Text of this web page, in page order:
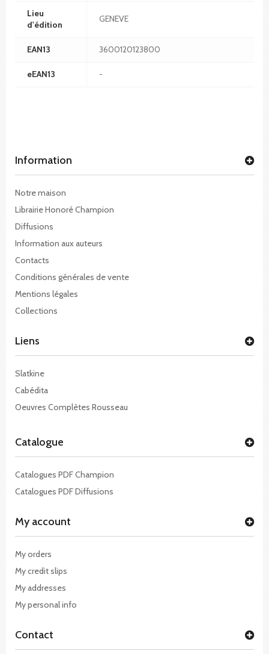
Lieu
d'édition
GENEVE
EAN13 3600120123800
eEAN13 -
Information
Notre maison
Librairie Honoré Champion
Diffusions
Information aux auteurs
Contacts
Conditions générales de vente
Mentions légales
Collections
Liens
Slatkine
Cabédita
Oeuvres Complètes Rousseau
Catalogue
Catalogues PDF Champion
Catalogues PDF Diffusions
My account
My orders
My credit slips
My addresses
My personal info
Contact